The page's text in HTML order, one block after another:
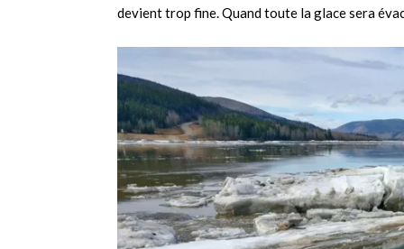
devient trop fine. Quand toute la glace sera